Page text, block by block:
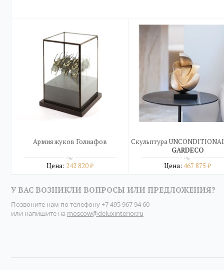
Армия жуков Голиафов
Цена: 242 820₽
Скульптура
GARDECO
Цена: 467 875 ₽
У ВАС ВОЗНИКЛИ ВОПРОСЫ ИЛИ ПРЕДЛОЖЕНИЯ?
Позвоните нам по телефону+7 495 967 94 60
или напишите на moscow@deluxinterior.ru